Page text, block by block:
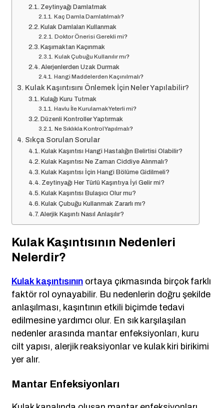
Zeytinyağı Damlatmak
Kaç Damla Damlatılmalı?
Kulak Damlaları Kullanmak
Doktor Önerisi Gerekli mi?
Kaşımaktan Kaçınmak
Kulak Çubuğu Kullanılır mı?
Alerjenlerden Uzak Durmak
Hangi Maddelerden Kaçınılmalı?
Kulak Kaşıntısını Önlemek İçin Neler Yapılabilir?
Kulağı Kuru Tutmak
Havlu İle Kurulamak Yeterli mi?
Düzenli Kontroller Yaptırmak
Ne Sıklıkla Kontrol Yapılmalı?
Sıkça Sorulan Sorular
Kulak Kaşıntısı Hangi Hastalığın Belirtisi Olabilir?
Kulak Kaşıntısı Ne Zaman Ciddiye Alınmalı?
Kulak Kaşıntısı İçin Hangi Bölüme Gidilmeli?
Zeytinyağı Her Türlü Kaşıntıya İyi Gelir mi?
Kulak Kaşıntısı Bulaşıcı Olur mu?
Kulak Çubuğu Kullanmak Zararlı mı?
Alerjik Kaşıntı Nasıl Anlaşılır?
Kulak Kaşıntısının Nedenleri
Nelerdir?
Kulak kaşıntısının ortaya çıkmasında birçok farklı
faktör rol oynayabilir. Bu nedenlerin doğru şekilde
anlaşılması, kaşıntının etkili biçimde tedavi
edilmesine yardımcı olur. En sık karşılaşılan
nedenler arasında mantar enfeksiyonları, kuru
cilt yapısı, alerjik reaksiyonlar ve kulak kiri birikimi
yer alır.
Mantar Enfeksiyonları